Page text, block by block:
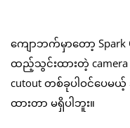
ကျောဘက်မှာတော့ Spark
ထည့်သွင်းထားတဲ့
cutout တစ်ခုပါဝင်ပေမ
ထားတာ မရှိပါဘူး။